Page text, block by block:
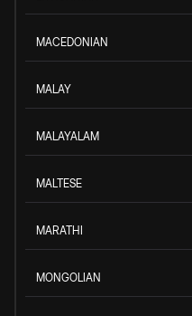
MACEDONIAN
MALAY
MALAYALAM
MALTESE
MARATHI
MONGOLIAN